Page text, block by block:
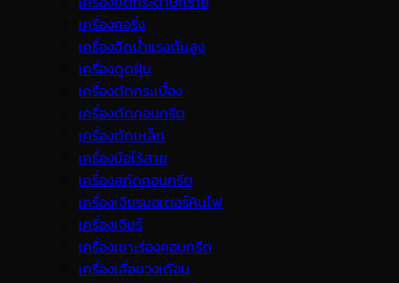
เครื่องคอริ่ง
เครื่องฉีดน้ำแรงดันสูง
เครื่องดูดฝุ่น
เครื่องตัดกระเบื้อง
เครื่องตัดคอนกรีต
เครื่องตัดเหล็ก
เครื่องมือไร้สาย
เครื่องสกัดคอนกรีต
เครื่องเจียรมอเตอร์หินไฟ
เครื่องเจียร์
เครื่องเซาะร่องคอนกรีต
เครื่องเลื่อยวงเดือน